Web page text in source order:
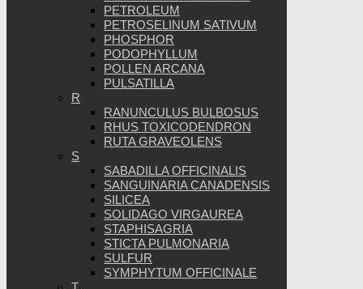
PETROLEUM
PETROSELINUM SATIVUM
PHOSPHOR
PODOPHYLLUM
POLLEN ARCANA
PULSATILLA
R
RANUNCULUS BULBOSUS
RHUS TOXICODENDRON
RUTA GRAVEOLENS
S
SABADILLA OFFICINALIS
SANGUINARIA CANADENSIS
SILICEA
SOLIDAGO VIRGAUREA
STAPHISAGRIA
STICTA PULMONARIA
SULFUR
SYMPHYTUM OFFICINALE